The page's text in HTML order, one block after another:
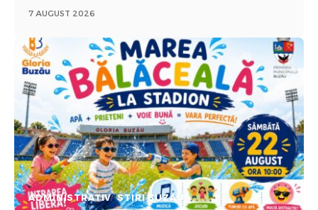
7 AUGUST 2026
ADMINISTRATIV STIRI BUZAU